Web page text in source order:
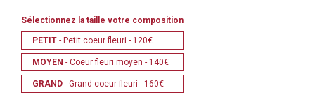
Sélectionnez la taille votre composition
PETIT - Petit coeur fleuri - 120€
MOYEN - Coeur fleuri moyen - 140€
GRAND - Grand coeur fleuri - 160€